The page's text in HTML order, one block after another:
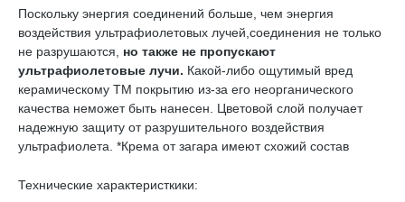
Поскольку энергия соединений больше, чем энергия
воздействия ультрафиолетовых лучей,соединения не только
не разрушаются, но также не пропускают
ультрафиолетовые лучи. Какой-либо ощутимый вред
керамическому TM покрытию из-за его неорганического
качества неможет быть нанесен. Цветовой слой получает
надежную защиту от разрушительного воздействия
ультрафиолета. *Крема от загара имеют схожий состав
Технические характеристкики: